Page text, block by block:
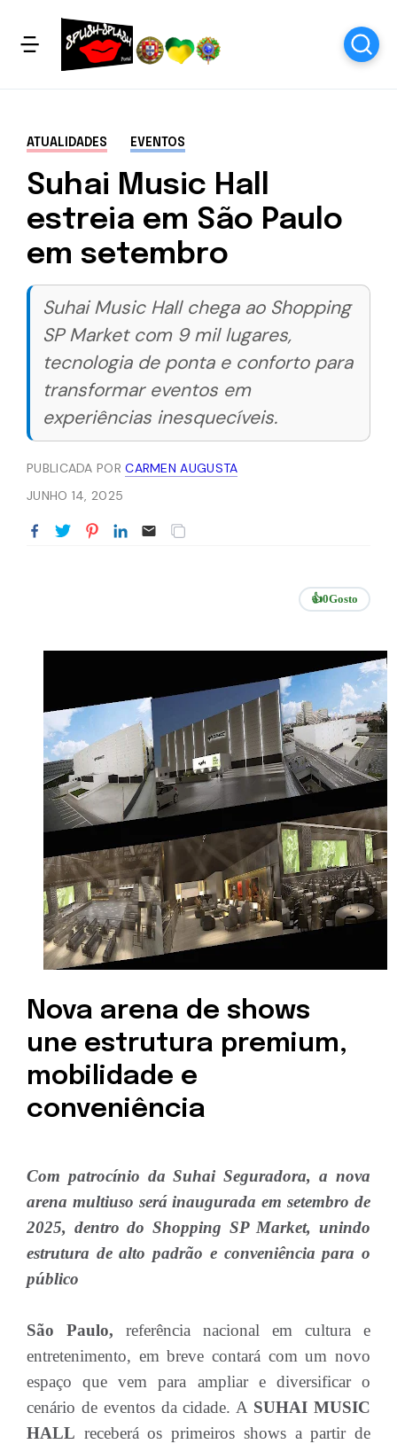
ATUALIDADES EVENTOS
Suhai Music Hall
estreia em São Paulo
em setembro
Suhai Music Hall chega ao Shopping
SP Market com 9 mil lugares,
tecnologia de ponta e conforto para
transformar eventos em
experiências inesquecíveis.
PUBLICADA PORCARMEN AUGUSTA
JUNHO 14, 2025
👍0Gosto
Nova arena de shows
une estrutura premium,
mobilidade e
conveniência
Com patrocínio da Suhai Seguradora, a nova
arena multiuso será inaugurada em setembro de
2025, dentro do Shopping SP Market, unindo
estrutura de alto padrão e conveniência para o
público
São Paulo, referência nacional em cultura e
entretenimento, em breve contará com um novo
espaço que vem para ampliar e diversificar o
cenário de eventos da cidade. A SUHAI MUSIC
HALL receberá os primeiros shows a partir de